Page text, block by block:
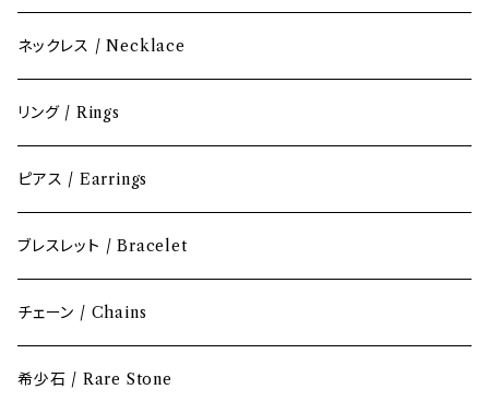
ネックレス / Necklace
リング / Rings
ピアス / Earrings
ブレスレット / Bracelet
チェーン / Chains
希少石 / Rare Stone